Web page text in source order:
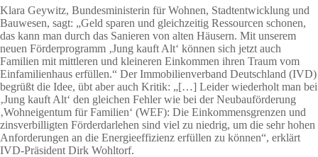
Klara Geywitz, Bundesministerin für Wohnen, Stadtentwicklung und
Bauwesen, sagt: „Geld sparen und gleichzeitig Ressourcen schonen,
das kann man durch das Sanieren von alten Häusern. Mit unserem
neuen Förderprogramm ‚Jung kauft Alt‘ können sich jetzt auch
Familien mit mittleren und kleineren Einkommen ihren Traum vom
Einfamilienhaus erfüllen.“ Der Immobilienverband Deutschland (IVD)
begrüßt die Idee, übt aber auch Kritik: „[…] Leider wiederholt man bei
‚Jung kauft Alt‘ den gleichen Fehler wie bei der Neubauförderung
‚Wohneigentum für Familien‘ (WEF): Die Einkommensgrenzen und
zinsverbilligten Förderdarlehen sind viel zu niedrig, um die sehr hohen
Anforderungen an die Energieeffizienz erfüllen zu können“, erklärt
IVD-Präsident Dirk Wohltorf.